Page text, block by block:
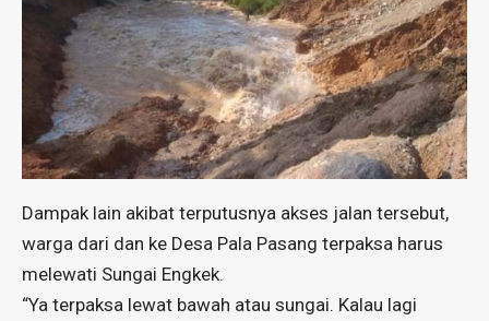
Dampak lain akibat terputusnya akses jalan tersebut,
warga dari dan ke Desa Pala Pasang terpaksa harus
melewati Sungai Engkek.
“Ya terpaksa lewat bawah atau sungai. Kalau lagi